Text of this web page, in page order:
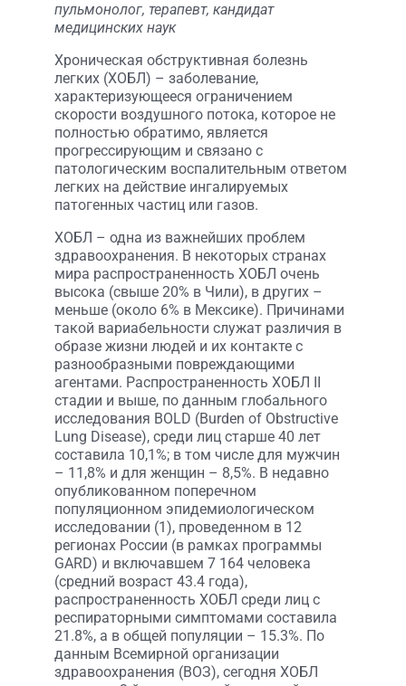
пульмонолог, терапевт, кандидат
медицинских наук
Хроническая обструктивная болезнь
легких (ХОБЛ) – заболевание,
характеризующееся ограничением
скорости воздушного потока, которое не
полностью обратимо, является
прогрессирующим и связано с
патологическим воспалительным ответом
легких на действие ингалируемых
патогенных частиц или газов.
ХОБЛ – одна из важнейших проблем
здравоохранения. В некоторых странах
мира распространенность ХОБЛ очень
высока (свыше 20% в Чили), в других –
меньше (около 6% в Мексике). Причинами
такой вариабельности служат различия в
образе жизни людей и их контакте с
разнообразными повреждающими
агентами. Распространенность ХОБЛ II
стадии и выше, по данным глобального
исследования BOLD (Burden of Obstructive
Lung Disease), среди лиц старше 40 лет
составила 10,1%; в том числе для мужчин
– 11,8% и для женщин – 8,5%. В недавно
опубликованном поперечном
популяционном эпидемиологическом
исследовании (1), проведенном в 12
регионах России (в рамках программы
GARD) и включавшем 7 164 человека
(средний возраст 43.4 года),
распространенность ХОБЛ среди лиц с
респираторными симптомами составила
21.8%, а в общей популяции – 15.3%. По
данным Всемирной организации
здравоохранения (ВОЗ), сегодня ХОБЛ